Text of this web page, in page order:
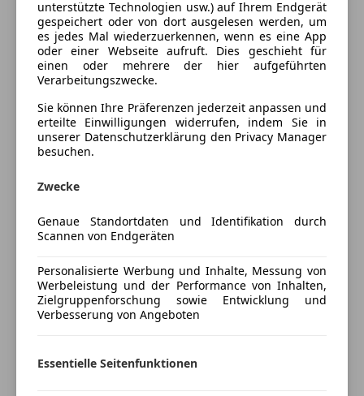
Einparkhilfe Sensoren hinten
Elektrische Heckklappe
Elektrische Seitenspiegel
Klimaautomatik
Multifunktionslenkrad
Sitzheizung
Standheizung
Tempomat
Soundsystem
Kopfairbag
LED-Scheinwerfer
Notbremsassistent
Farbe und Innenausstattung
Außenfarbe
Grau
Lackierung
Fahrzeugbeschreibung
Mehr anzeigen
unterstützte Technologien usw.) auf Ihrem Endgerät
gespeichert oder von dort ausgelesen werden, um
es jedes Mal wiederzuerkennen, wenn es eine App
oder einer Webseite aufruft. Dies geschieht für
einen oder mehrere der hier aufgeführten
Verarbeitungszwecke.
Sie können Ihre Präferenzen jederzeit anpassen und
erteilte Einwilligungen widerrufen, indem Sie in
unserer Datenschutzerklärung den Privacy Manager
besuchen.
Zwecke
Genaue Standortdaten und Identifikation durch
Scannen von Endgeräten
Personalisierte Werbung und Inhalte, Messung von
Werbeleistung und der Performance von Inhalten,
Zielgruppenforschung sowie Entwicklung und
Verbesserung von Angeboten
Essentielle Seitenfunktionen